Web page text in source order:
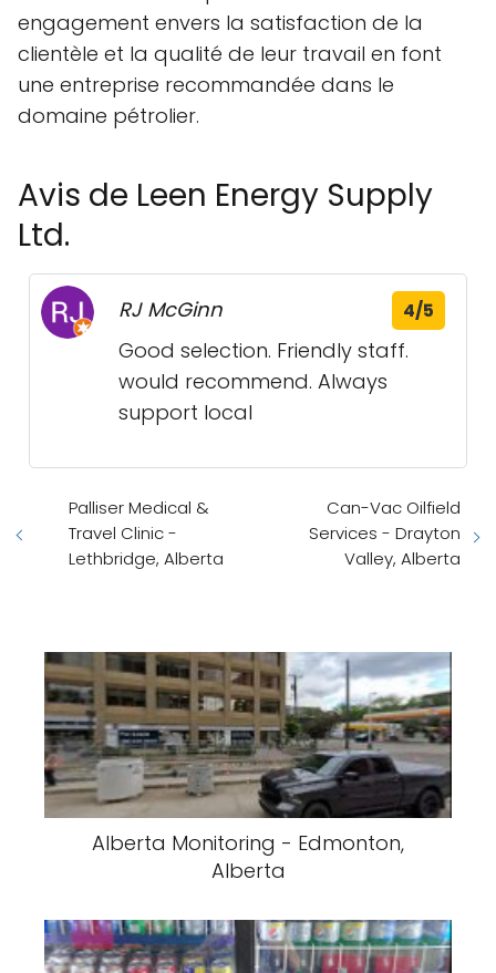
engagement envers la satisfaction de la
clientèle et la qualité de leur travail en font
une entreprise recommandée dans le
domaine pétrolier.
Avis de Leen Energy Supply
Ltd.
RJ McGinn 4/5
Good selection. Friendly staff.
would recommend. Always
support local
Palliser Medical &
Travel Clinic -
Lethbridge, Alberta
Can-Vac Oilfield
Services - Drayton
Valley, Alberta
Alberta Monitoring - Edmonton,
Alberta